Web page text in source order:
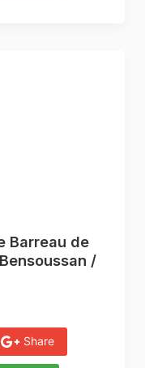
Barreau de
/
Share